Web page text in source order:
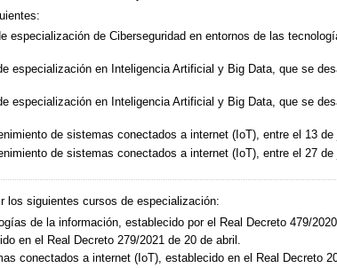
especialización de Ciberseguridad en entornos de las
especialización en Inteligencia Artificial y Big Data, que se
especialización en Inteligencia Artificial y Big Data, que se
de sistemas conectados a internet (IoT), entre el 13
de sistemas conectados a internet (IoT), entre el 27 de
los siguientes cursos de especialización:
de la información, establecido por el Real Decreto 479/
en el Real Decreto 279/2021 de 20 de abril.
conectados a internet (IoT), establecido en el Real Decreto